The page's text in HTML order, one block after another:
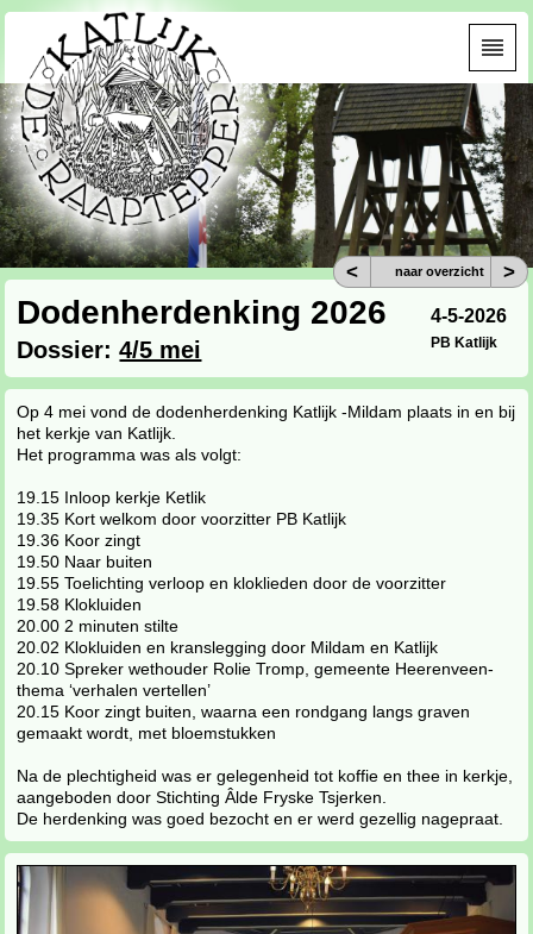
4-5-2026
PB Katlijk
Dodenherdenking 2026
Dossier:4/5 mei
Op 4 mei vond de dodenherdenking Katlijk -Mildam plaats in en bij
het kerkje van Katlijk.
Het programma was als volgt:
19.15 Inloop kerkje Ketlik
19.35 Kort welkom door voorzitter PB Katlijk
19.36 Koor zingt
19.50 Naar buiten
19.55 Toelichting verloop en kloklieden door de voorzitter
19.58 Klokluiden
20.00 2 minuten stilte
20.02 Klokluiden en kranslegging door Mildam en Katlijk
20.10 Spreker wethouder Rolie Tromp, gemeente Heerenveen-
thema ‘verhalen vertellen’
20.15 Koor zingt buiten, waarna een rondgang langs graven
gemaakt wordt, met bloemstukken
Na de plechtigheid was er gelegenheid tot koffie en thee in kerkje,
aangeboden door Stichting Âlde Fryske Tsjerken.
De herdenking was goed bezocht en er werd gezellig nagepraat.
< naar overzicht >